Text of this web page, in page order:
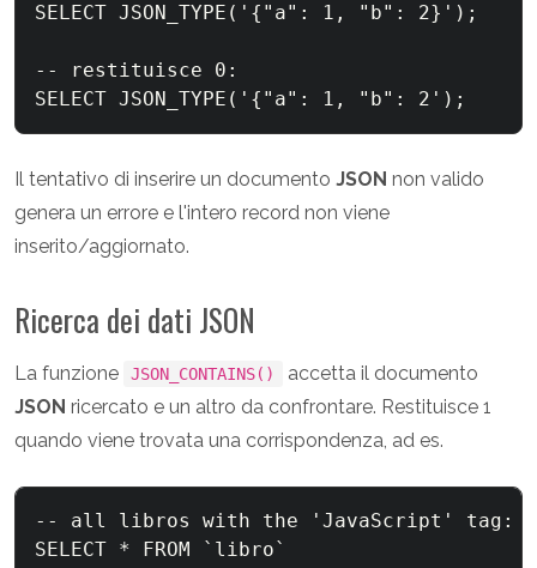
SELECT JSON_TYPE('{"a": 1, "b": 2}');
-- restituisce 0:
Il tentativo di inserire un documento JSON non valido
genera un errore e l'intero record non viene
inserito/aggiornato.
Ricerca dei dati JSON
La funzione JSON_CONTAINS()
accetta il documento
JSON ricercato e un altro da confrontare. Restituisce 1
quando viene trovata una corrispondenza, ad es.
-- all libros with the 'JavaScript' tag:
SELECT * FROM `libro`